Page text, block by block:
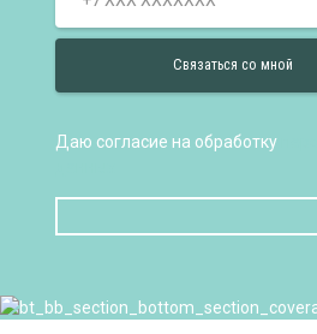
Даю согласие на обработку